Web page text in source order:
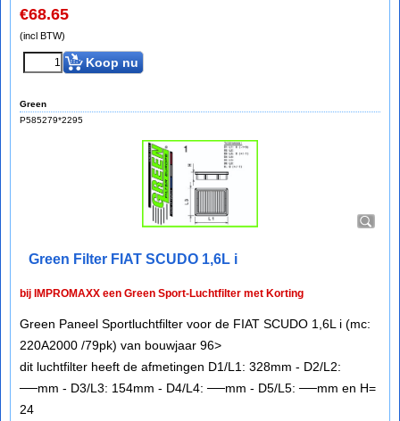
€68.65
(incl BTW)
Koop nu
Green
P585279*2295
Green Filter FIAT SCUDO 1,6L i
bij IMPROMAXX een Green Sport-Luchtfilter met Korting
Green Paneel Sportluchtfilter voor de FIAT SCUDO 1,6L i (mc:
220A2000 /79pk) van bouwjaar 96>
dit luchtfilter heeft de afmetingen D1/L1: 328mm - D2/L2:
──mm - D3/L3: 154mm - D4/L4: ──mm - D5/L5: ──mm en H=
24